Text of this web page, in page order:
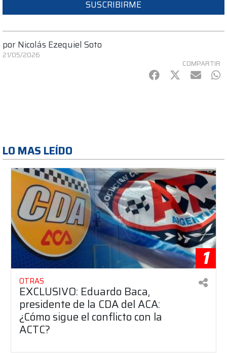
SUSCRIBIRME
por Nicolás Ezequiel Soto
21/05/2026
COMPARTIR
Facebook
Twitter
mail
LO MAS LEÍDO
1
OTRAS
EXCLUSIVO: Eduardo Baca,
presidente de la CDA del ACA:
¿Cómo sigue el conflicto con la
ACTC?